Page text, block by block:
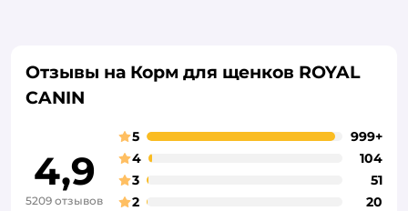
Отзывы на Корм для щенков ROYAL
CANIN
4,9
5209 отзывов
5
999+
4
104
3
51
2
20